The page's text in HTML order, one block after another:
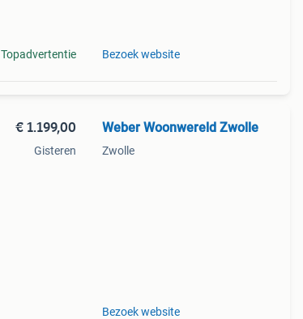
Topadvertentie Bezoek website
€ 1.199,00
Gisteren
Weber Woonwereld Zwolle
Zwolle
Bezoek website